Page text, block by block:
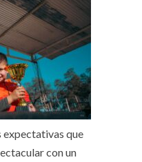
expectativas que
con un